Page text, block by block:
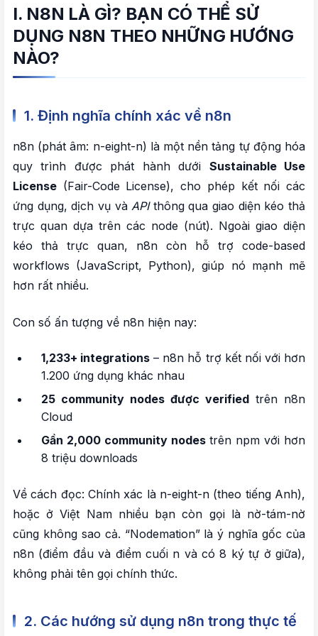
4. Giải pháp 4 – Webhook + External Service
VI. COMMUNITY NODE LÀ GÌ? KHÁC GÌ CÁC
NODE CHÍNH THỨC?
2. So sánh Core Nodes vs Community Nodes
VII. CÓ NÊN SỬ DỤNG COMMUNITY NODE
KHÔNG?
1. Câu trả lời ngắn gọn
2. Khi nào ĐƯỢC PHÉP sử dụng Community
Nodes?
3. Cảnh báo về rủi ro của Community Nodes
4. Hành động khi phát hiện community node
NHẤT?
1. Phương pháp 1 – Tạo “Mission Control”
2. Phương pháp 2 – Sử dụng Retry Logic
3. Phương pháp 3 – Validate dữ liệu sớm
5. Phương pháp 5 – Document và test kỹ
6. Phương pháp 6 – Monitor Error Logs
IX. CÓ THỂ DÙNG N8N SELFHOST ĐỂ TẠO
CÁC DỊCH VỤ THƯƠNG MẠI ĐƯỢC KHÔNG?
1. Làm rõ theo Sustainable Use License
I. N8N LÀ GÌ? BẠN CÓ THỂ SỬ
DỤNG N8N THEO NHỮNG HƯỚNG
NÀO?
1. Định nghĩa chính xác về n8n
n8n (phát âm: n-eight-n) là một nền tảng tự động hóa
quy trình được phát hành dưới Sustainable Use
License (Fair-Code License), cho phép kết nối các
ứng dụng, dịch vụ và APIthông qua giao diện kéo thả
trực quan dựa trên các node (nút). Ngoài giao diện
kéo thả trực quan, n8n còn hỗ trợ code-based
workflows (JavaScript, Python), giúp nó mạnh mẽ
hơn rất nhiều.
Con số ấn tượng về n8n hiện nay:
1,233+ integrations – n8n hỗ trợ kết nối với hơn
1.200 ứng dụng khác nhau
25 community nodes được verified trên n8n
Cloud
Gần 2,000 community nodestrên npm với hơn
8 triệu downloads
Về cách đọc: Chính xác là n-eight-n (theo tiếng Anh),
hoặc ở Việt Nam nhiều bạn còn gọi là nờ-tám-nờ
cũng không sao cả. “Nodemation” là ý nghĩa gốc của
n8n (điểm đầu và điểm cuối n và có 8 ký tự ở giữa),
không phải tên gọi chính thức.
2. Các hướng sử dụng n8n trong thực tế